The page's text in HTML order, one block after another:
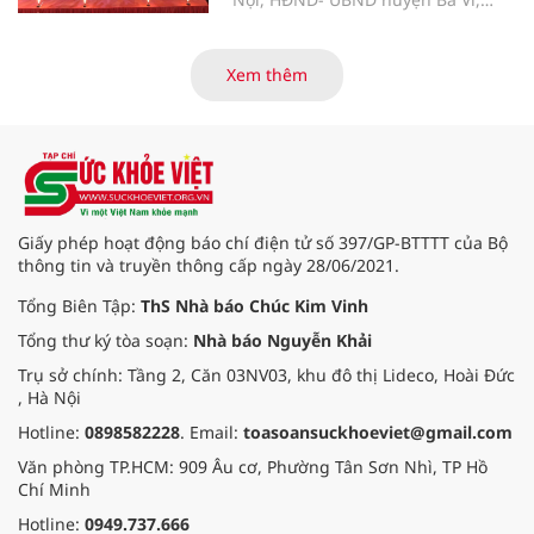
Khánh thành Công trình tu bổ, tôn
tạo Di tích Lịch sử Văn hóa Đền
Xem thêm
Giấy phép hoạt động báo chí điện tử số 397/GP-BTTTT của Bộ
thông tin và truyền thông cấp ngày 28/06/2021.
Tổng Biên Tập: ThS Nhà báo Chúc Kim Vinh
Tổng thư ký tòa soạn: Nhà báo Nguyễn Khải
Trụ sở chính: Tầng 2, Căn 03NV03, khu đô thị Lideco, Hoài Đức
, Hà Nội
Hotline: 0898582228. Email: toasoansuckhoeviet@gmail.com
Văn phòng TP.HCM: 909 Âu cơ, Phường Tân Sơn Nhì, TP Hồ
Chí Minh
Hotline: 0949.737.666